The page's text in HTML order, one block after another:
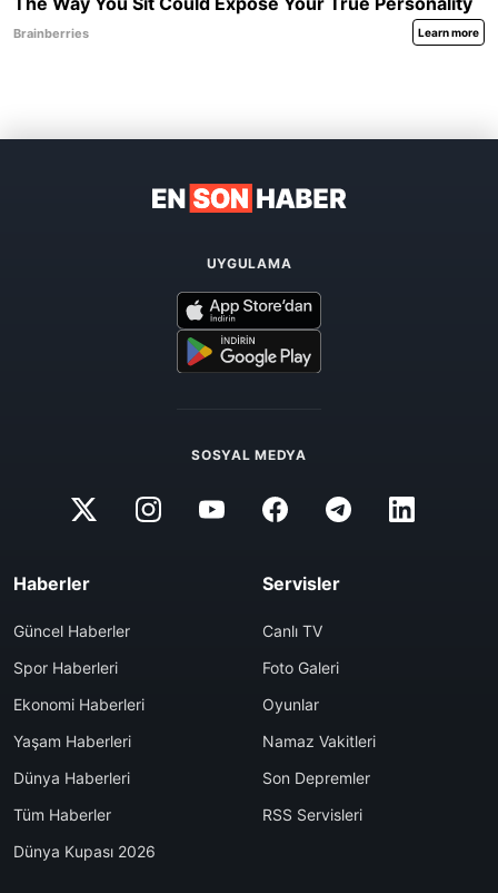
UYGULAMA
SOSYAL MEDYA
Haberler
Güncel Haberler
Spor Haberleri
Ekonomi Haberleri
Yaşam Haberleri
Dünya Haberleri
Tüm Haberler
Dünya Kupası 2026
Servisler
Canlı TV
Foto Galeri
Oyunlar
Namaz Vakitleri
Son Depremler
RSS Servisleri